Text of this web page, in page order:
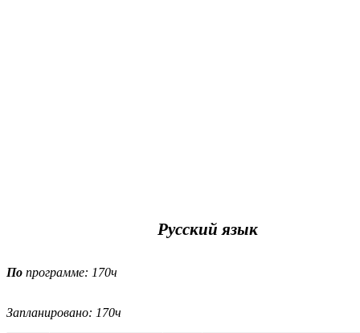
Русский язык
По программе: 170ч
Запланировано: 170ч